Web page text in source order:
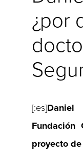
¿por
[:es]
Fundación
proyecto